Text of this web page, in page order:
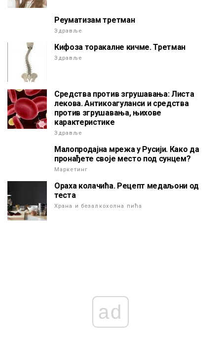
Реуматизам третман
Здравље
Кифоза торакалне кичме. Третман
Здравље
Средства против згрушавања: Листа
лекова. Антикоагуланси и средства
против згрушавања, њихове
карактеристике
Здравље
Малопродајна мрежа у Русији. Како да
пронађете своје место под сунцем?
Маркетинг
Ораха колачића. Рецепт медаљони од
теста
Храна и безалкохолна пића
ad